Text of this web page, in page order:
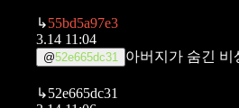
↳55bd5a97e3
3.14 11:04
@52e665dc31 아버지가 숨긴 비
↳52e665dc31